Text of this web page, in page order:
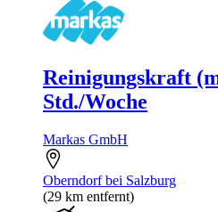
Reinigungskraft
Std./Woche
Markas GmbH
Oberndorf bei Salzburg
(29 km entfernt)